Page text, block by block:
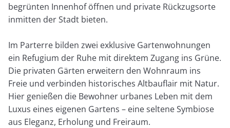
begrünten Innenhof öffnen und private Rückzugsorte
inmitten der Stadt bieten.
Im Parterre bilden zwei exklusive Gartenwohnungen
ein Refugium der Ruhe mit direktem Zugang ins Grüne.
Die privaten Gärten erweitern den Wohnraum ins
Freie und verbinden historisches Altbauflair mit Natur.
Hier genießen die Bewohner urbanes Leben mit dem
Luxus eines eigenen Gartens – eine seltene Symbiose
aus Eleganz, Erholung und Freiraum.